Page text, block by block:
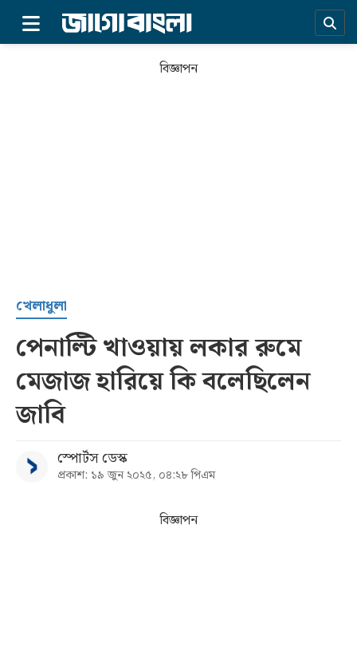
সর্বশেষ
সব
বিভাগ
আর্কাইভ
বিজ্ঞাপন
খেলাধুলা
পেনাল্টি খাওয়ায় লকার রুমে
মেজাজ হারিয়ে কি বলেছিলেন
জাবি
স্পোর্টস ডেস্ক
প্রকাশ: ১৯ জুন ২০২৫, ০৪:২৮ পিএম
বিজ্ঞাপন